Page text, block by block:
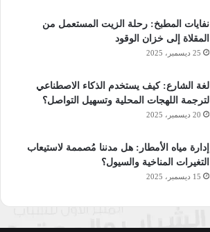
نفايات المطبخ: رحلة الزيت المستعمل من
المقلاة إلى خزان الوقود
25 ديسمبر، 2025
لغة الشارع: كيف يستخدم الذكاء الاصطناعي
لترجمة اللهجات المحلية وتسهيل التواصل؟
20 ديسمبر، 2025
إدارة مياه الأمطار: هل مدننا مُصممة لاستيعاب
التغيرات المناخية والسيول؟
15 ديسمبر، 2025